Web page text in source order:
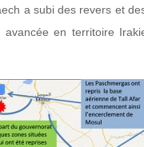
a subi des revers et
en territoire